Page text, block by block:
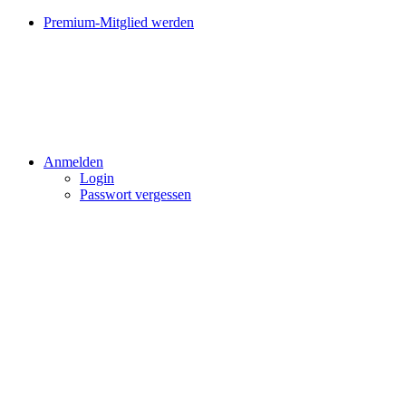
Premium-Mitglied werden
Anmelden
Login
Passwort vergessen